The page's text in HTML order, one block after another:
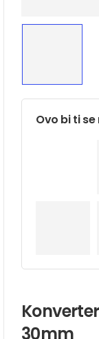
Ovo bi ti
30mm